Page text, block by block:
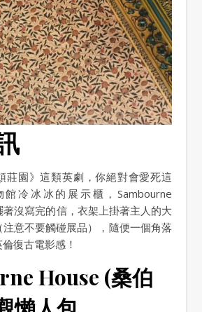
莊園》這類英劇，你絕對會愛死這
冷冰冰的展示櫃，Sambourne
沒寫完的信，衣架上掛著主人的大
意不要觸碰展品），隨便一個角落
復古電影感！
House (桑伯